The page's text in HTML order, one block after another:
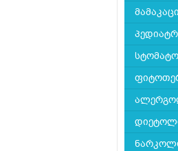
მამაკაცი